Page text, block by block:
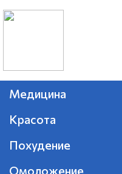
Медицина
Красота
Похудение
Омоложение